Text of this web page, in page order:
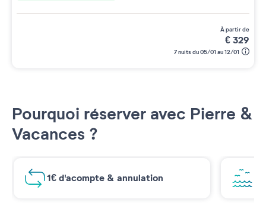
à partir de
€329
7 nuits du 05/01 au 12/01
Pourquoi réserver avec Pierre &
Vacances ?
1€ d'acompte & annulation